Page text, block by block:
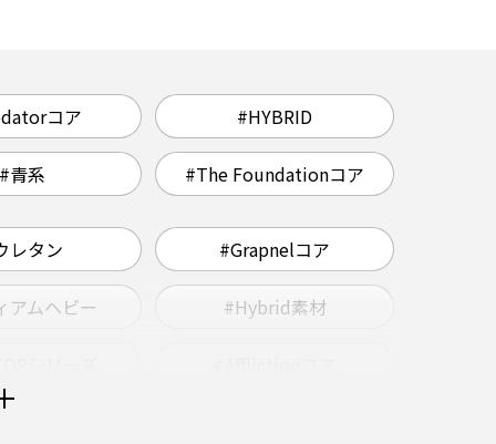
コア #HYBRID
#青系 #The Foundationコア
レタン #Grapnelコア
アムヘビー #Hybrid素材